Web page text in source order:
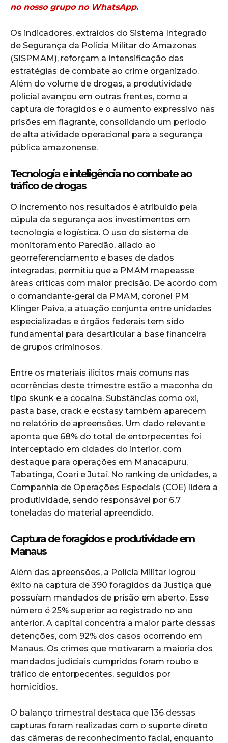
no nosso grupo no WhatsApp.
Os indicadores, extraídos do Sistema Integrado
de Segurança da Polícia Militar do Amazonas
(SISPMAM), reforçam a intensificação das
estratégias de combate ao crime organizado.
Além do volume de drogas, a produtividade
policial avançou em outras frentes, como a
captura de foragidos e o aumento expressivo nas
prisões em flagrante, consolidando um período
de alta atividade operacional para a segurança
pública amazonense.
Tecnologia e inteligência no combate ao
tráfico de drogas
O incremento nos resultados é atribuído pela
cúpula da segurança aos investimentos em
tecnologia e logística. O uso do sistema de
monitoramento Paredão, aliado ao
georreferenciamento e bases de dados
integradas, permitiu que a PMAM mapeasse
áreas críticas com maior precisão. De acordo com
o comandante-geral da PMAM, coronel PM
Klinger Paiva, a atuação conjunta entre unidades
especializadas e órgãos federais tem sido
fundamental para desarticular a base financeira
de grupos criminosos.
Entre os materiais ilícitos mais comuns nas
ocorrências deste trimestre estão a maconha do
tipo skunk e a cocaína. Substâncias como oxi,
pasta base, crack e ecstasy também aparecem
no relatório de apreensões. Um dado relevante
aponta que 68% do total de entorpecentes foi
interceptado em cidades do interior, com
destaque para operações em Manacapuru,
Tabatinga, Coari e Jutaí. No ranking de unidades, a
Companhia de Operações Especiais (COE) lidera a
produtividade, sendo responsável por 6,7
toneladas do material apreendido.
Captura de foragidos e produtividade em
Manaus
Além das apreensões, a Polícia Militar logrou
êxito na captura de 390 foragidos da Justiça que
possuíam mandados de prisão em aberto. Esse
número é 25% superior ao registrado no ano
anterior. A capital concentra a maior parte dessas
detenções, com 92% dos casos ocorrendo em
Manaus. Os crimes que motivaram a maioria dos
mandados judiciais cumpridos foram roubo e
tráfico de entorpecentes, seguidos por
homicídios.
O balanço trimestral destaca que 136 dessas
capturas foram realizadas com o suporte direto
das câmeras de reconhecimento facial, enquanto